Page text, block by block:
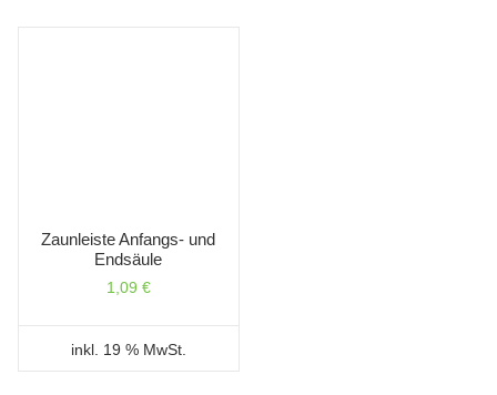
Zaunleiste Anfangs- und
Endsäule
1,09 €
inkl. 19 % MwSt.